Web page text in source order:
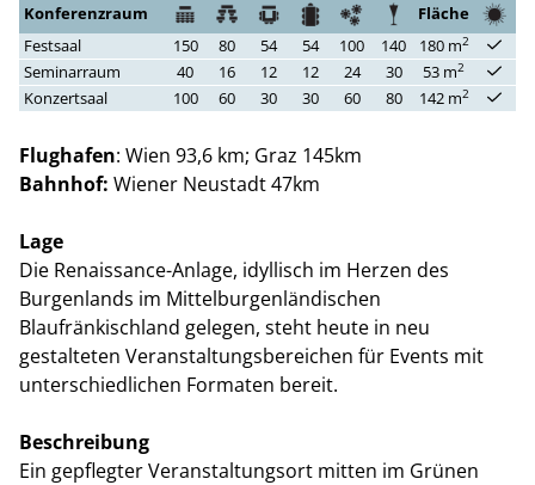
Flughafen: Wien 93,6 km; Graz 145km
Bahnhof: Wiener Neustadt 47km
Lage
Die Renaissance-Anlage, idyllisch im Herzen des
Burgenlands im Mittelburgenländischen
Blaufränkischland gelegen, steht heute in neu
gestalteten Veranstaltungsbereichen für Events mit
unterschiedlichen Formaten bereit.
Beschreibung
Ein gepflegter Veranstaltungsort mitten im Grünen
Konferenzraum
Fläche
Festsaal
150 80 54 54 100 140 180 m2
Seminarraum 40 16 12 12 24 30 53 m2
Konzertsaal 100 60 30 30 60 80 142 m2